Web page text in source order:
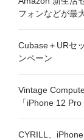
フォンなどが最
Cubase＋URセ
ンペーン
Vintage
「iPhone 12
CYRILL、